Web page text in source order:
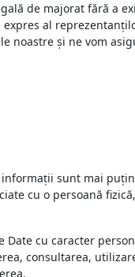
de majorat fără a
al
noastre și ne vom
sunt mai
cu o persoană
cu caracter
consultarea,